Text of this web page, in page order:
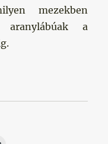
mezekben
a